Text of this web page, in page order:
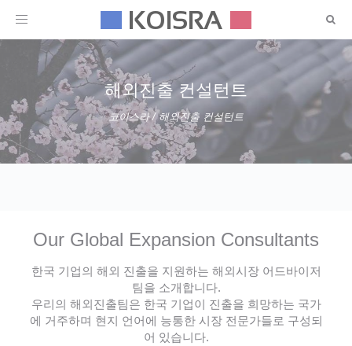
Toggle
해외진출 컨설턴트
코이스라/해외진출 컨설턴트
Our Global Expansion Consultants
한국 기업의 해외 진출을 지원하는 해외시장 어드바이저
팀을 소개합니다.
우리의 해외진출팀은 한국 기업이 진출을 희망하는 국가
에 거주하며 현지 언어에 능통한 시장 전문가들로 구성되
어 있습니다.